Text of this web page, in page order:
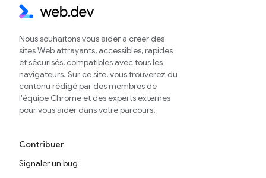
Nous souhaitons vous aider à créer des
sites Web attrayants, accessibles, rapides
et sécurisés, compatibles avec tous les
navigateurs. Sur ce site, vous trouverez du
contenu rédigé par des membres de
l'équipe Chrome et des experts externes
pour vous aider dans votre parcours.
Contribuer
Signaler un bug